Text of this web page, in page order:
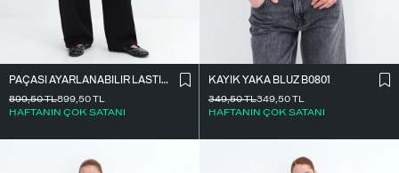
PAÇASI AYARLANABILIR LASTIKLI EŞOFMAN EŞF10690
899,50TL
HAFTANIN ÇOK SATANI
899,50TL
KAYIK YAKA BLUZ B0801
349,50TL
HAFTANIN ÇOK SATANI
349,50TL